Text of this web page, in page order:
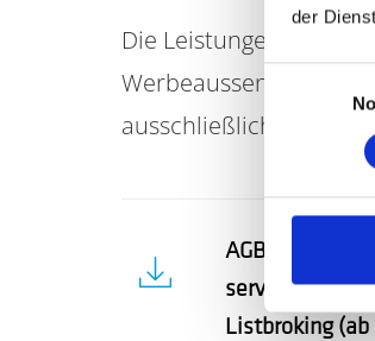
der
Die Leistungen zur
Werbeaussendungen
ausschließlich nach
AGBs der AZ
services GmbH
Listbroking (ab